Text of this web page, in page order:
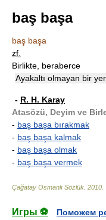
baş başa
baş başa
zf.
Birlikte, beraberce
Ayakaltı olmayan bir
- R. H. Karay
Atasözü, Deyim ve
- baş başa bırakmak
- baş başa kalmak
- baş başa olmak
- baş başa vermek
Çağatay Osmanlı Sözlük 2010
Игры ⚽
Поможем